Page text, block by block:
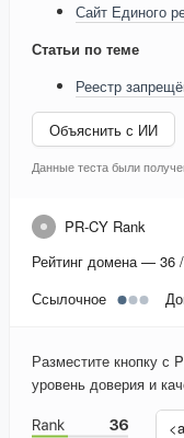
Сайт Единого
Статьи по теме
Реестр
Объяснить с ИИ
Данные теста были
PR-CY Rank
Рейтинг домена — 36
Ссылочное
Разместите кнопку с
уровень доверия и